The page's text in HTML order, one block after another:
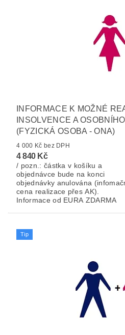
INFORMACE K MOŽNÉ
INSOLVENCE A
(FYZICKÁ OSOBA - ONA)
4 000 Kč bez DPH
4 840 Kč
/ pozn.: částka v košíku a
objednávce bude na konci
objednávky anulována
cena realizace přes AK).
Informace od EURA ZDARMA
Tip